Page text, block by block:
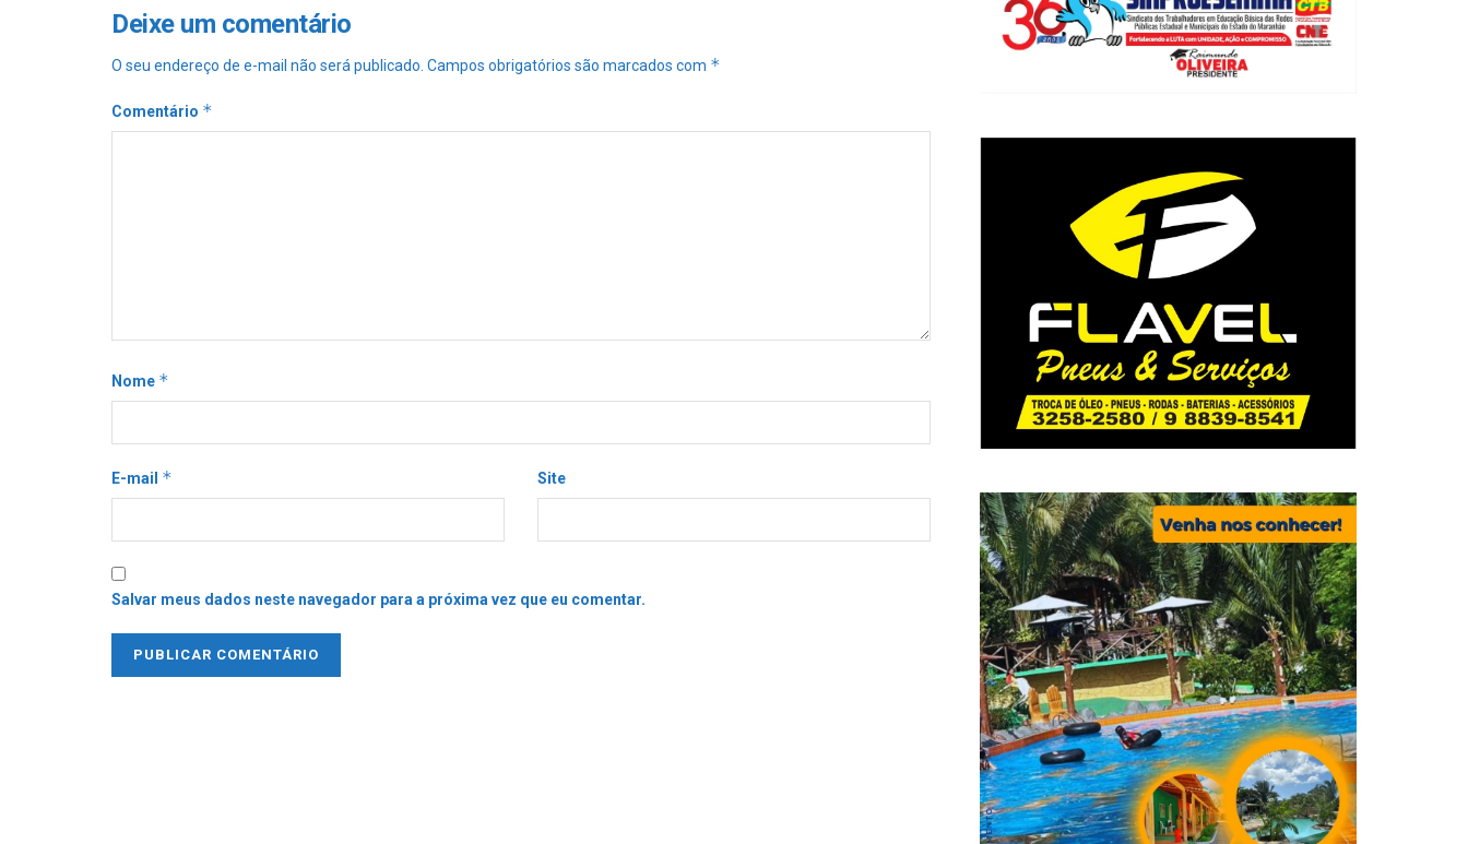
Deixe um comentário
O seu endereço de e-mail não será publicado. Campos obrigatórios são marcados com *
Comentário *
Nome *
E-mail * Site
Salvar meus dados neste navegador para a próxima vez que eu comentar.